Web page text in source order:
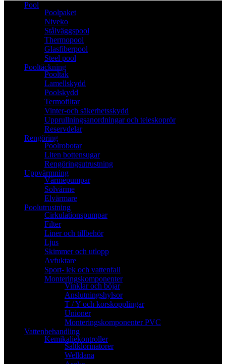
Pool
Poolpaket
Niveko
Stålväggspool
Thermopool
Glasfiberpool
Steel pool
Pooltäckning
Pooltak
Lamellskydd
Poolskydd
Termofiltar
Vinter-och säkerhetsskydd
Upprullningsanordningar och teleskoprör
Reservdelar
Rengöring
Poolrobotar
Liten bottensugar
Rengöringsutrustning
Uppvärmning
Värmepumpar
Solvärme
Elvärmare
Poolutrustning
Cirkulationspumpar
Filter
Liner och tillbehör
Ljus
Skimmer och utlopp
Avfuktare
Sport- lek och vattenfall
Monteringskomponenter
Vinklar och böjar
Anslutningshylsor
T / Y och korskopplingar
Unioner
Monteringskomponenter PVC
Vattenbehandling
Kemikaliekontroller
Saltklorinatorer
Welldana